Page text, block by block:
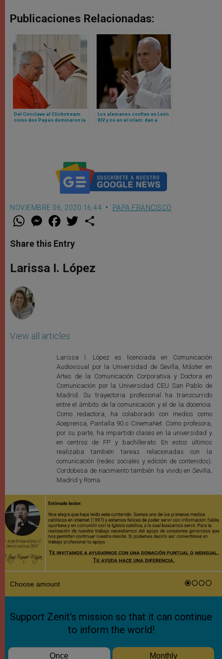
Publicaciones Relacionadas:
Del Cónclave al Clickstream:
cómo dos Papas dominaron la
Los alemanes confían en León
XIV y no en el islam: dan a
NOVIEMBRE 06, 2020 16:44 PAPA FRANCISCO
W
t
s
p
p
M
e
s
e
g
e
F
a
e
b
o
k
w
r
Share this Entry
Larissa I. López
View all articles
Larissa I. López es licenciada en Comunicación
Audiovisual por la Universidad de Sevilla, Máster en
Artes de la Comunicación Corporativa y Doctora en
Comunicación por la Universidad CEU San Pablo de
Madrid. Su trayectoria profesional ha transcurrido
entre el ámbito de la comunicación y el de la docencia.
Como redactora, ha colaborado con medios como
Aceprensa, Pantalla 90 o CinemaNet. Como profesora,
por su parte, ha impartido clases en la universidad y
en centros de FP y bachillerato. En estos últimos
realizaba también tareas relacionadas con la
comunicación (redes sociales y edición de contenidos).
Cordobesa de nacimiento también ha vivido en Sevilla,
Madrid y Roma.